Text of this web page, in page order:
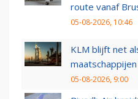
route vanaf
05-08-2026, 10:46
KLM blijft net
05-08-2026, 9:00